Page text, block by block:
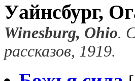
Уайнсбург,
Winesburg, Ohio.
рассказов, 1919.